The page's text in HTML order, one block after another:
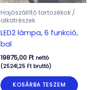
Hajószállító tartozékok /
alkatrészek
LED2 lámpa, 6 funkció,
bal
19875,00 Ft nettó
(25241,25 Ftbruttó)
KOSÁRBA TESZEM